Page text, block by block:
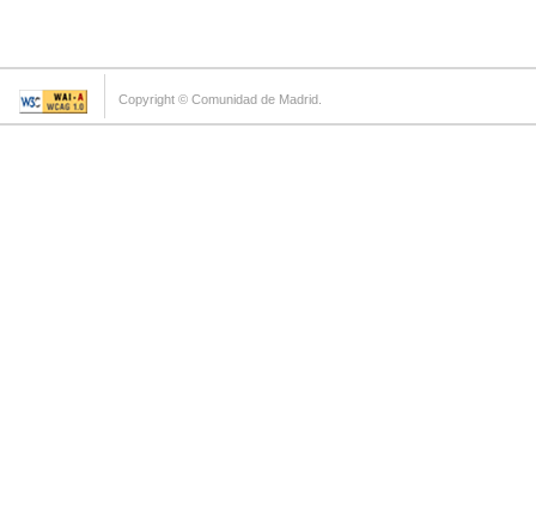
Copyright © Comunidad de Madrid.